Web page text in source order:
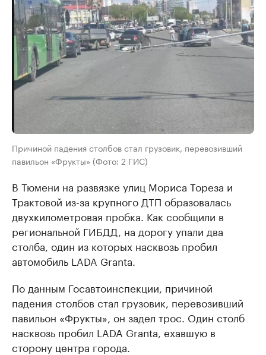
Причиной падения столбов стал грузовик, перевозивший
павильон «Фрукты» (Фото: 2 ГИС)
В Тюмени на развязке улиц Мориса Тореза и
Трактовой из-за крупного ДТП образовалась
двухкилометровая пробка. Как сообщили в
региональной ГИБДД, на дорогу упали два
столба, один из которых насквозь пробил
автомобиль LADA Granta.
По данным Госавтоинспекции, причиной
падения столбов стал грузовик, перевозивший
павильон «Фрукты», он задел трос. Один столб
насквозь пробил LADA Granta, ехавшую в
сторону центра города.